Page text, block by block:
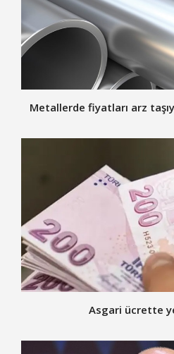
Metallerde fiyatları arz
Asgari ücrette